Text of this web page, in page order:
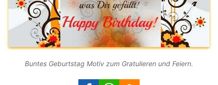
Buntes Geburtstag Motiv zum Gratulieren und Feiern.